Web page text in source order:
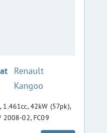
:Renault
Kangoo
1.461cc, 42kW (57pk),
2008-02, FC09